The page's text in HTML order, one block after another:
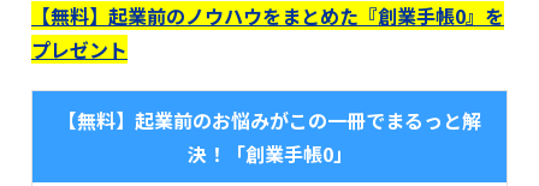
【無料】起業前のノウハウをまとめた『創業手帳0』を
プレゼント
【無料】起業前のお悩みがこの一冊でまるっと解
決！「創業手帳0」